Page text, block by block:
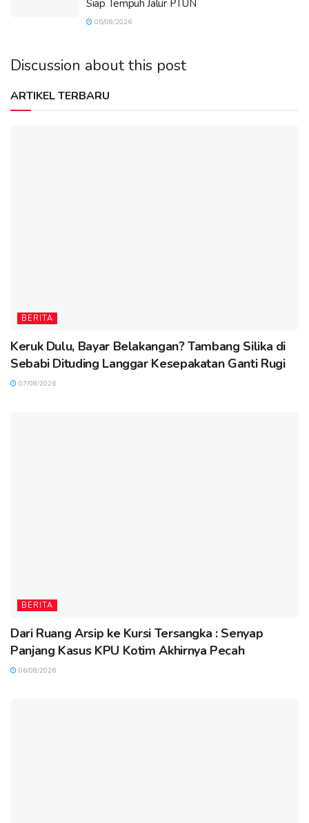
Siap Tempuh Jalur PTUN
05/08/2026
Discussion about this post
ARTIKEL TERBARU
BERITA
Keruk Dulu, Bayar Belakangan? Tambang Silika di
Sebabi Dituding Langgar Kesepakatan Ganti Rugi
07/08/2026
BERITA
Dari Ruang Arsip ke Kursi Tersangka : Senyap
Panjang Kasus KPU Kotim Akhirnya Pecah
06/08/2026